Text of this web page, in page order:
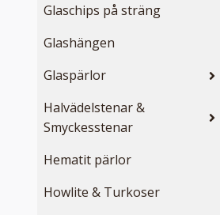
Glaschips på sträng
Glashängen
Glaspärlor
Halvädelstenar &
Smyckesstenar
Hematit pärlor
Howlite & Turkoser